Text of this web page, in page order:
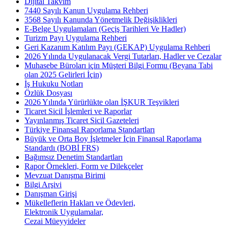
7440 Sayılı Kanun Uygulama Rehberi
3568 Sayılı Kanunda Yönetmelik Değişiklikleri
E-Belge Uygulamaları (Geçiş Tarihleri Ve Hadler)
Turizm Payı Uygulama Rehberi
Geri Kazanım Katılım Payı (GEKAP) Uygulama Rehberi
2026 Yılında Uygulanacak Vergi Tutarları, Hadler ve Cezalar
Muhasebe Büroları için Müşteri Bilgi Formu (Beyana Tabi
olan 2025 Gelirleri İçin)
İş Hukuku Notları
Özlük Dosyası
2026 Yılında Yürürlükte olan İŞKUR Teşvikleri
Ticaret Sicil İşlemleri ve Raporlar
Yayınlanmış Ticaret Sicil Gazeteleri
Türkiye Finansal Raporlama Standartları
Büyük ve Orta Boy İşletmeler İçin Finansal Raporlama
Standardı (BOBİ FRS)
Bağımsız Denetim Standartları
Rapor Örnekleri, Form ve Dilekçeler
Mevzuat Danışma Birimi
Bilgi Arşivi
Danışman Girişi
Mükelleflerin Hakları ve Ödevleri,
Elektronik Uygulamalar,
Cezai Müeyyideler